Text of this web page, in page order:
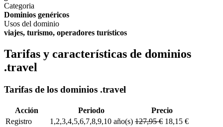
Categoria
Dominios genéricos
Usos del dominio
viajes, turismo, operadores turísticos
Tarifas y características de dominios
.travel
Tarifas de los dominios .travel
Acción Periodo
Precio
Registro
1,2,3,4,5,6,7,8,9,10 año(s) 127,95 € 18,15 €